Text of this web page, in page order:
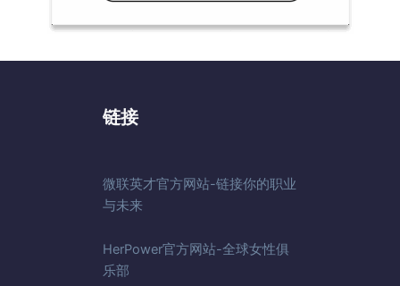
链接
微联英才官方网站-链接你的职业
与未来
HerPower官方网站-全球女性俱
乐部